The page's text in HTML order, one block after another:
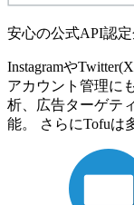
安心の公式API認
Instagramや
アカウント管理に
析、広告ターゲテ
能。 さらにTofuは